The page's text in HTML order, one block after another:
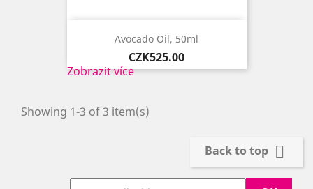
Avocado Oil, 50ml
Price
CZK525.00
Zobrazit více
Showing 1-3 of 3 item(s)
Back to top 